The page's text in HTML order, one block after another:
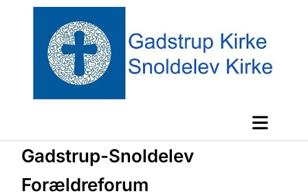
Gadstrup-Snoldelev
Forældreforum